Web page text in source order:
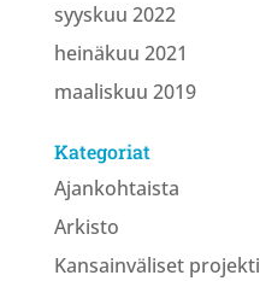
syyskuu 2022
heinäkuu 2021
maaliskuu 2019
Kategoriat
Ajankohtaista
Arkisto
Kansainväliset